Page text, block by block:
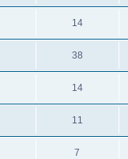
14
38
14
11
7